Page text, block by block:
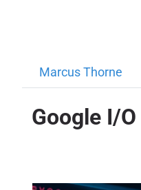
Marcus Thorne
Google I/